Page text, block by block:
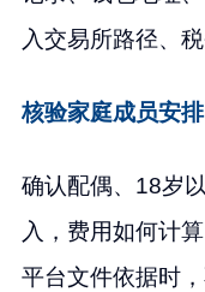
入交易所路径、
核验家庭成员安排
确认配偶、18岁
入，费用如何计
平台文件依据时